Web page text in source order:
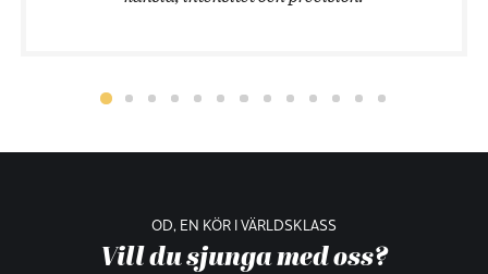
OD, EN KÖR I VÄRLDSKLASS
Vill du sjunga med oss?